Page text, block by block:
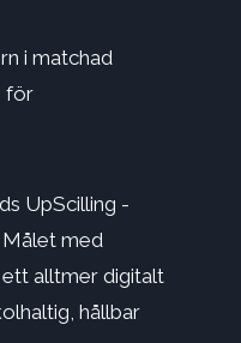
i matchad
för
UpScilling -
Målet med
alltmer digitalt
hållbar